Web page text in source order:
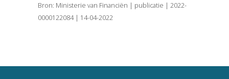
Bron: Ministerie van Financiën | publicatie | 2022-
0000122084 | 14-04-2022